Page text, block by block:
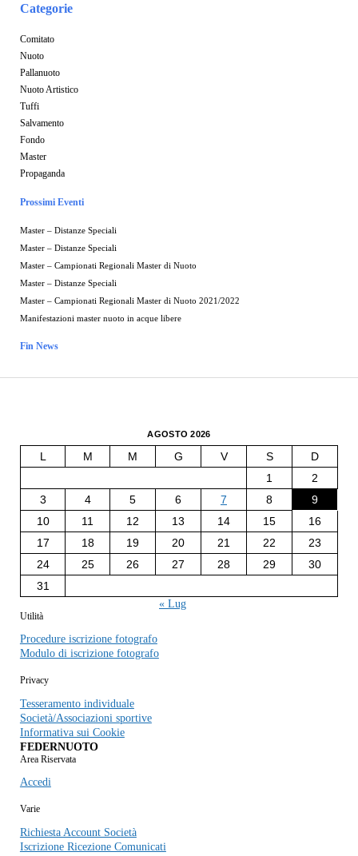
Categorie
Comitato
Nuoto
Pallanuoto
Nuoto Artistico
Tuffi
Salvamento
Fondo
Master
Propaganda
Prossimi Eventi
Master – Distanze Speciali
Master – Distanze Speciali
Master – Campionati Regionali Master di Nuoto
Master – Distanze Speciali
Master – Campionati Regionali Master di Nuoto 2021/2022
Manifestazioni master nuoto in acque libere
Fin News
AGOSTO 2026
L M M G V S
D
1
2
3
4 5 6 7 8
9
10
11 12 13 14 15
16
17
18 19 20 21 22
23
24
25 26 27 28 29
30
31
« Lug
Utilità
Procedure iscrizione fotografo
Modulo di iscrizione fotografo
Privacy
Tesseramento individuale
Società/Associazioni sportive
Informativa sui Cookie
FEDERNUOTO
Area Riservata
Accedi
Varie
Richiesta Account Società
Iscrizione Ricezione Comunicati